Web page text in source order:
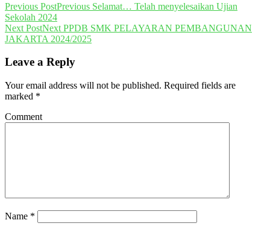
Previous PostPrevious Selamat… Telah menyelesaikan Ujian
Sekolah 2024
Next PostNext PPDB SMK PELAYARAN PEMBANGUNAN
JAKARTA 2024/2025
Leave a Reply
Your email address will not be published. Required fields are
marked *
Comment
Name *